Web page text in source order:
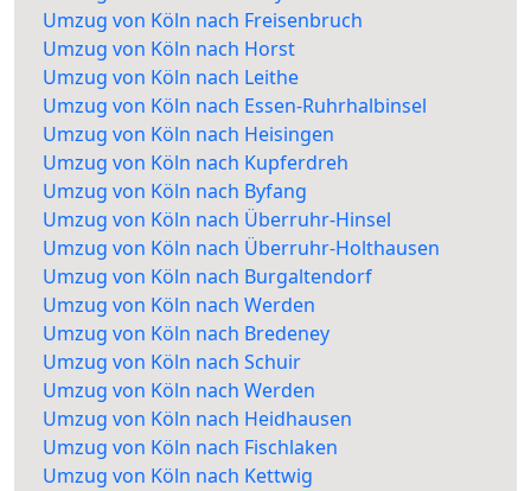
Umzug von Köln nach Freisenbruch
Umzug von Köln nach Horst
Umzug von Köln nach Leithe
Umzug von Köln nach Essen-Ruhrhalbinsel
Umzug von Köln nach Heisingen
Umzug von Köln nach Kupferdreh
Umzug von Köln nach Byfang
Umzug von Köln nach Überruhr-Hinsel
Umzug von Köln nach Überruhr-Holthausen
Umzug von Köln nach Burgaltendorf
Umzug von Köln nach Werden
Umzug von Köln nach Bredeney
Umzug von Köln nach Schuir
Umzug von Köln nach Werden
Umzug von Köln nach Heidhausen
Umzug von Köln nach Fischlaken
Umzug von Köln nach Kettwig